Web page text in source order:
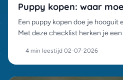
Puppy kopen: waar
Een puppy kopen doe je hooguit
Met deze checklist herken je
4 min leestijd·02-07-2026